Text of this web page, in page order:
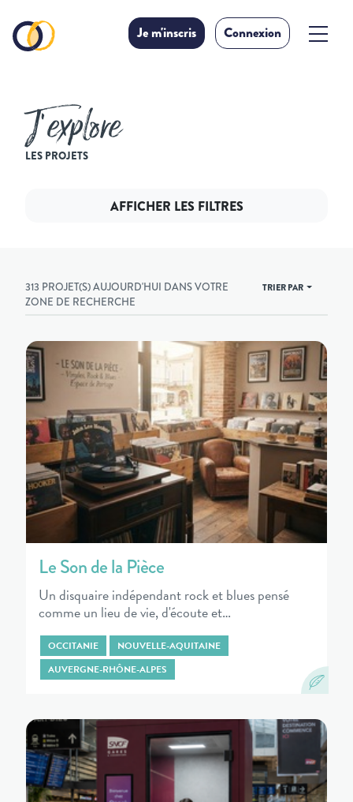
Je m'inscris Connexion
J’explore
LES PROJETS
AFFICHER LES FILTRES
313 PROJET(S) AUJOURD'HUI DANS VOTRE
ZONE DE RECHERCHE
TRIER PAR
Le Son de la Pièce
Un disquaire indépendant rock et blues pensé
comme un lieu de vie, d'écoute et…
OCCITANIE
NOUVELLE-AQUITAINE
AUVERGNE-RHÔNE-ALPES